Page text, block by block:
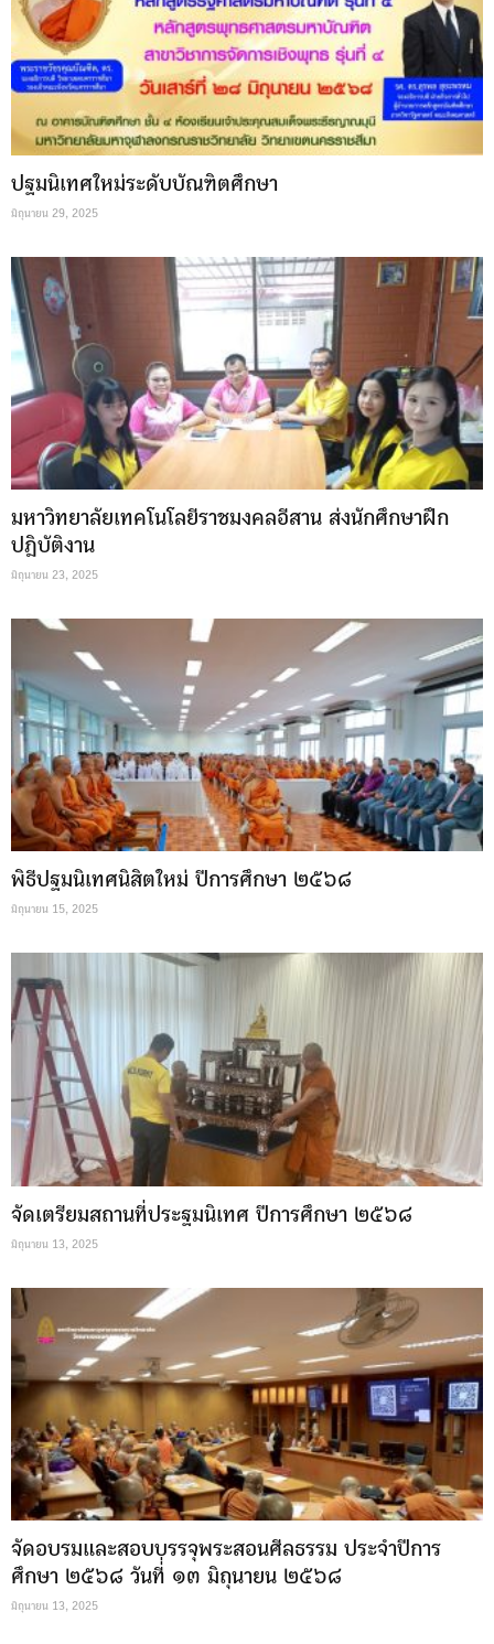
ปฐมนิเทศใหม่ระดับบัณฑิตศึกษา
มิถุนายน 29, 2025
มหาวิทยาลัยเทคโนโลยีราชมงคลอีสาน ส่งนักศึกษาฝึก
ปฎิบัติงาน
มิถุนายน 23, 2025
พิธีปฐมนิเทศนิสิตใหม่ ปีการศึกษา ๒๕๖๘
มิถุนายน 15, 2025
จัดเตรียมสถานที่ประฐมนิเทศ ปีการศึกษา ๒๕๖๘
มิถุนายน 13, 2025
จัดอบรมและสอบบรรจุพระสอนศีลธรรม ประจำปีการ
ศึกษา ๒๕๖๘ วันที่่ ๑๓ มิถุนายน ๒๕๖๘
มิถุนายน 13, 2025